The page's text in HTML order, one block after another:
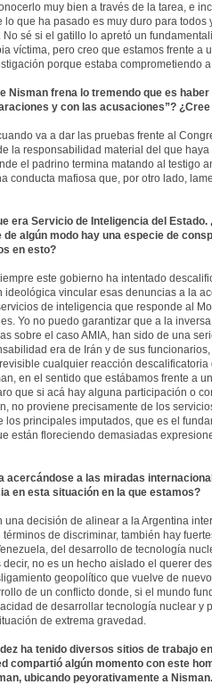
muy bien a través de la tarea, e
que ha pasado es muy duro para
sé si el gatillo lo apretó un
víctima, pero creo que estamos frente a
porque estaba comprometiendo
Nisman frena lo tremendo que es
y con las acusaciones”?
va a dar las pruebas frente al
la responsabilidad material del que
el padrino termina matando al testigo
conducta mafiosa que, por otro lado,
era Servicio de Inteligencia del
algún modo hay una especie de
en esto?
este gobierno ha intentado
vincular esas denuncias a la
de inteligencia que responde al
Yo no puedo garantizar que a la
sobre el caso AMIA, han sido de una
era de Irán y de sus
cualquier reacción descalificatoria
en el sentido que estábamos frente a
que si acá hay alguna participación o
no proviene precisamente de los
los principales imputados, que es el
están floreciendo demasiadas
acercándose a las miradas
en esta situación en la que estamos?
una decisión de alinear a la Argentina
de discriminar, también hay
del desarrollo de tecnología
no es un hecho aislado el querer
geopolítico que vuelve de
de un conflicto donde, si el mundo
de desarrollar tecnología nuclear y
de extrema gravedad.
ha tenido diversos sitios de trabajo
compartió algún momento con este
ubicando peyorativamente a